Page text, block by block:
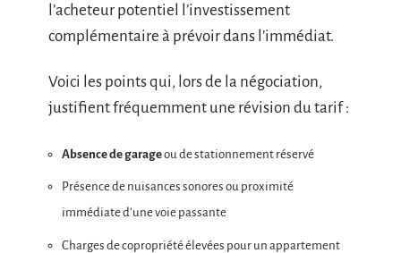
l’acheteur potentiel l’investissement
complémentaire à prévoir dans l’immédiat.
Voici les points qui, lors de la négociation,
justifient fréquemment une révision du tarif :
Absence de garageou de stationnement réservé
Présence de nuisances sonores ou proximité
immédiate d’une voie passante
Charges de copropriété élevées pour un appartement